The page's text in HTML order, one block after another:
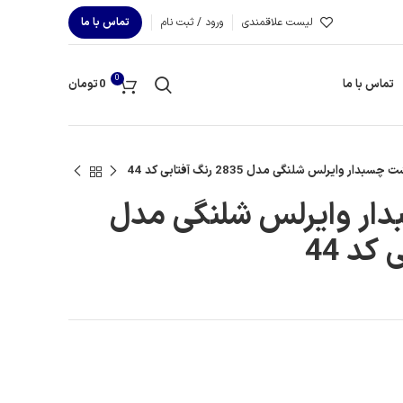
لیست علاقمندی ورود / ثبت نام تماس با ما
تماس با ما 0
0تومان
وایرلس شلنگی مدل 2835 رنگ آفتابی کد 44
وایرلس شلنگی مدل